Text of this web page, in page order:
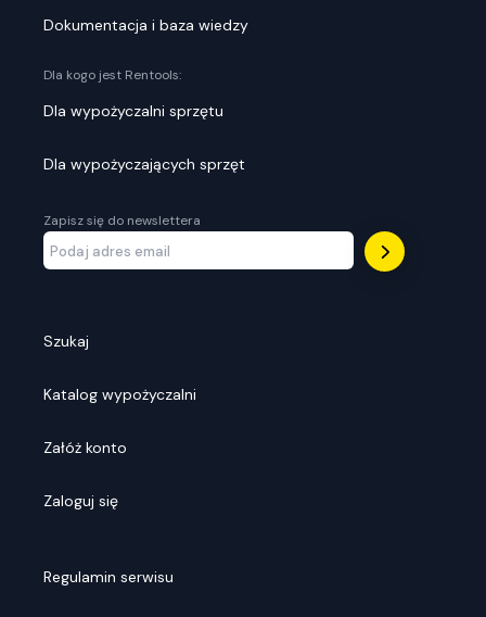
Dokumentacja i baza wiedzy
Dla kogo jest Rentools:
Dla wypożyczalni sprzętu
Dla wypożyczających sprzęt
Zapisz się do newslettera
Szukaj
Katalog wypożyczalni
Załóż konto
Zaloguj się
Regulamin serwisu